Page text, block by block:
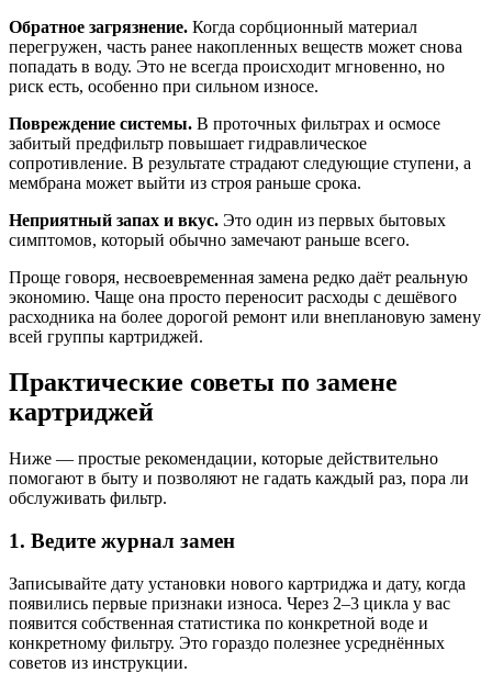
Обратное загрязнение. Когда сорбционный материал
перегружен, часть ранее накопленных веществ может снова
попадать в воду. Это не всегда происходит мгновенно, но
риск есть, особенно при сильном износе.
Повреждение системы. В проточных фильтрах и осмосе
забитый предфильтр повышает гидравлическое
сопротивление. В результате страдают следующие ступени, а
мембрана может выйти из строя раньше срока.
Неприятный запах и вкус. Это один из первых бытовых
симптомов, который обычно замечают раньше всего.
Проще говоря, несвоевременная замена редко даёт реальную
экономию. Чаще она просто переносит расходы с дешёвого
расходника на более дорогой ремонт или внеплановую замену
всей группы картриджей.
Практические советы по замене
картриджей
Ниже — простые рекомендации, которые действительно
помогают в быту и позволяют не гадать каждый раз, пора ли
обслуживать фильтр.
1. Ведите журнал замен
Записывайте дату установки нового картриджа и дату, когда
появились первые признаки износа. Через 2–3 цикла у вас
появится собственная статистика по конкретной воде и
конкретному фильтру. Это гораздо полезнее усреднённых
советов из инструкции.